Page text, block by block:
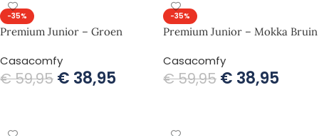
-35%
Premium Junior – Groen
Casacomfy
€59,95 € 38,95
-35%
Premium Junior – Mokka Bruin
Casacomfy
€59,95 € 38,95